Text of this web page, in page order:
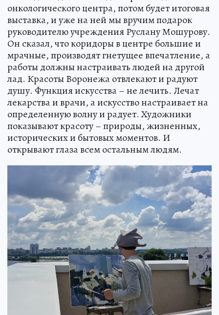
онкологического центра, потом будет итоговая
выставка, и уже на ней мы вручим подарок
руководителю учреждения Руслану Мошурову.
Он сказал, что коридоры в центре большие и
мрачные, производят гнетущее впечатление, а
работы должны настраивать людей на другой
лад. Красоты Воронежа отвлекают и радуют
душу. Функция искусства – не лечить. Лечат
лекарства и врачи, а искусство настраивает на
определенную волну и радует. Художники
показывают красоту – природы, жизненных,
исторических и бытовых моментов. И
открывают глаза всем остальным людям.